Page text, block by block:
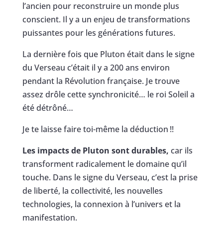
l’ancien pour reconstruire un monde plus
conscient. Il y a un enjeu de transformations
puissantes pour les générations futures.
La dernière fois que Pluton était dans le signe
du Verseau c’était il y a 200 ans environ
pendant la Révolution française. Je trouve
assez drôle cette synchronicité… le roi Soleil a
été détrôné…
Je te laisse faire toi-même la déduction !!
Les impacts de Pluton sont durables, car ils
transforment radicalement le domaine qu’il
touche. Dans le signe du Verseau, c’est la prise
de liberté, la collectivité, les nouvelles
technologies, la connexion à l’univers et la
manifestation.